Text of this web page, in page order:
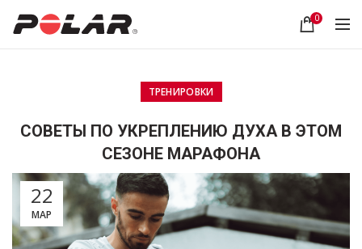
0
ТРЕНИРОВКИ
СОВЕТЫ ПО УКРЕПЛЕНИЮ ДУХА В ЭТОМ
СЕЗОНЕ МАРАФОНА
22
МАР